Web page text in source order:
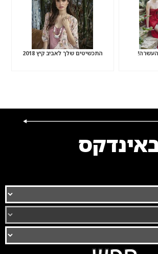
התכשיטים שלך לאביב קיץ 2018